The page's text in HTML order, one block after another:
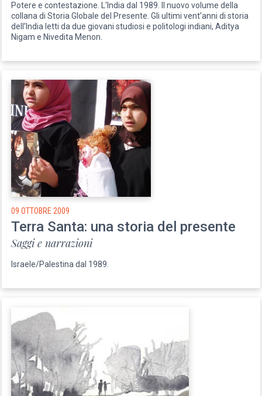
Potere e contestazione. L'India dal 1989. Il nuovo volume della
collana di Storia Globale del Presente. Gli ultimi vent’anni di storia
dell’India letti da due giovani studiosi e politologi indiani, Aditya
Nigam e Nivedita Menon.
09 OTTOBRE 2009
Terra Santa: una storia del presente
Saggi e narrazioni
Israele/Palestina dal 1989.